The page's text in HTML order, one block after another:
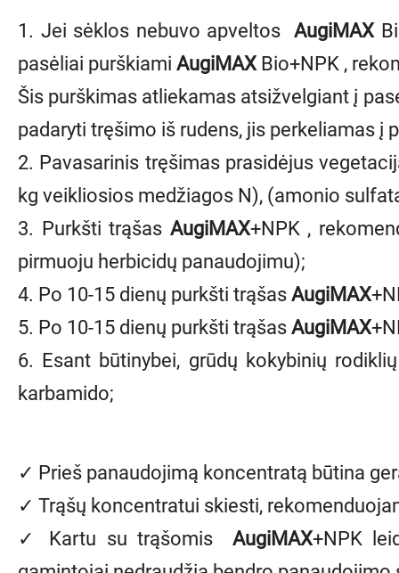
1. Jei sėklos nebuvo apveltosAugiMAX
pasėliai purškiami AugiMAX Bio+NPK ,
Šis purškimas atliekamas atsižvelgiant į
padaryti tręšimo iš rudens, jis perkeliamas į
2. Pavasarinis tręšimas prasidėjus
kg veikliosios medžiagos N), (amonio
3. Purkšti trąšas AugiMAX+NPK ,
pirmuoju herbicidų panaudojimu);
4. Po 10-15 dienų purkšti trąšas AugiMAX
5. Po 10-15 dienų purkšti trąšas AugiMAX
6. Esant būtinybei, grūdų kokybinių
karbamido;
✓ Prieš panaudojimą koncentratą būtina
✓ Trąšų koncentratui skiesti,
✓ Kartu su trąšomisAugiMAX+NPK